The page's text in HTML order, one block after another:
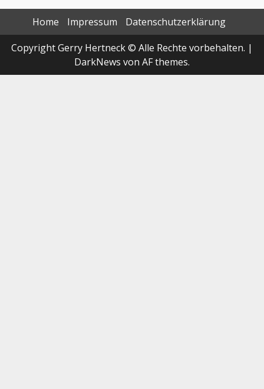
Home Impressum
Datenschutzerklärung
Copyright Gerry Hertneck © Alle Rechte vorbehalten. |
DarkNews von AF themes.